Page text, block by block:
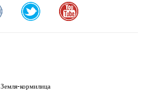
Земля-кормилица